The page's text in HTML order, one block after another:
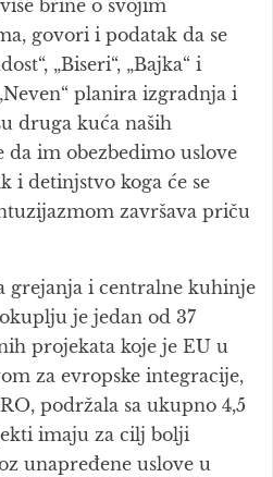
brine o svojim
govori i podatak da se
„Biseri“, „Bajka“ i
planira izgradnja i
druga kuća naših
da im obezbedimo uslove
i detinjstvo koga će se
završava priču
grejanja i centralne kuhinje
je jedan od 37
projekata koje je EU u
za evropske integracije,
podržala sa ukupno 4,5
imaju za cilj bolji
unapređene uslove u